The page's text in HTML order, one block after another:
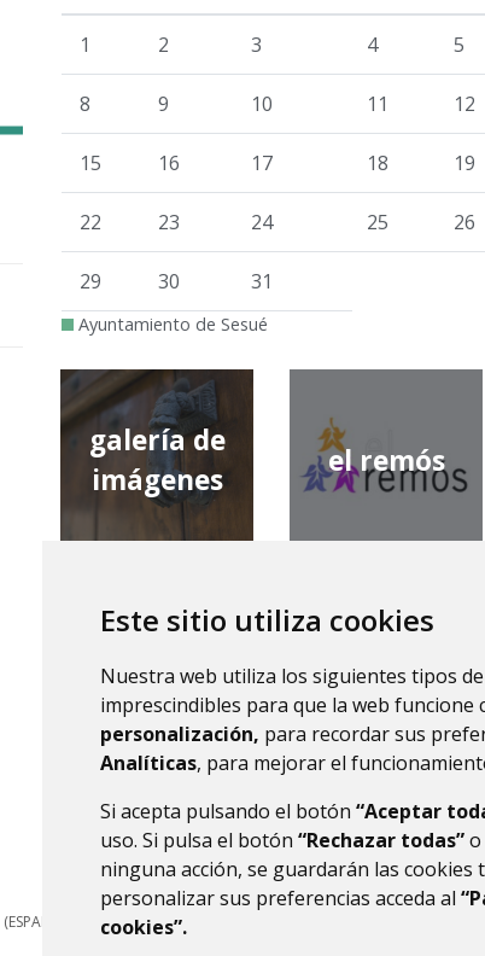
Este sitio utiliza cookies
Nuestra web utiliza los siguientes tipos
imprescindibles para que la web funcione
personalización, para recordar sus
Analíticas, para mejorar el
Si acepta pulsando el botón “Aceptar
uso. Si pulsa el botón “Rechazar todas”
ninguna acción, se guardarán las cookies
personalizar sus preferencias acceda al
cookies”.
1 2 3 4 5
8 9 10 11 12
15 16 17 18 19
22 23 24 25 26
29 30 31
Ayuntamiento de Sesué
galería de
imágenes
el remós
hace
la ribagorza
(ESPAÑA)